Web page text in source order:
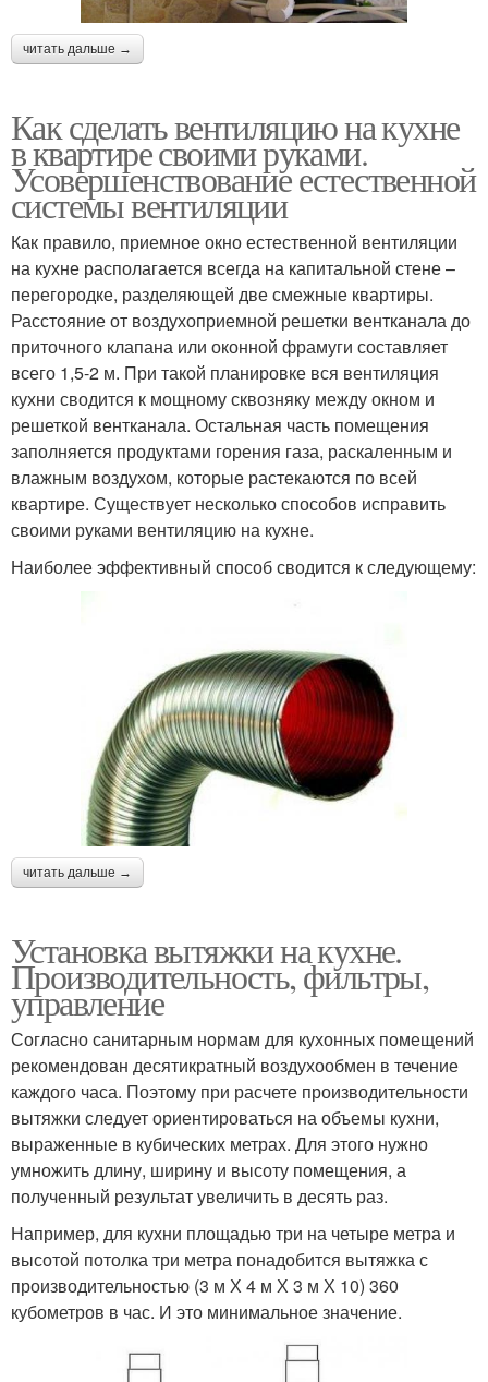
читать дальше →
Как сделать вентиляцию на кухне
в квартире своими руками.
Усовершенствование естественной
системы вентиляции
Как правило, приемное окно естественной вентиляции
на кухне располагается всегда на капитальной стене –
перегородке, разделяющей две смежные квартиры.
Расстояние от воздухоприемной решетки вентканала до
приточного клапана или оконной фрамуги составляет
всего 1,5-2 м. При такой планировке вся вентиляция
кухни сводится к мощному сквозняку между окном и
решеткой вентканала. Остальная часть помещения
заполняется продуктами горения газа, раскаленным и
влажным воздухом, которые растекаются по всей
квартире. Существует несколько способов исправить
своими руками вентиляцию на кухне.
Наиболее эффективный способ сводится к следующему:
читать дальше →
Установка вытяжки на кухне.
Производительность, фильтры,
управление
Согласно санитарным нормам для кухонных помещений
рекомендован десятикратный воздухообмен в течение
каждого часа. Поэтому при расчете производительности
вытяжки следует ориентироваться на объемы кухни,
выраженные в кубических метрах. Для этого нужно
умножить длину, ширину и высоту помещения, а
полученный результат увеличить в десять раз.
Например, для кухни площадью три на четыре метра и
высотой потолка три метра понадобится вытяжка с
производительностью (3 м Х 4 м Х 3 м Х 10) 360
кубометров в час. И это минимальное значение.